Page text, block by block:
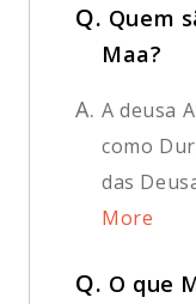
Q. Quem
Maa?
A. A deusa
como
das
More
Q. O que